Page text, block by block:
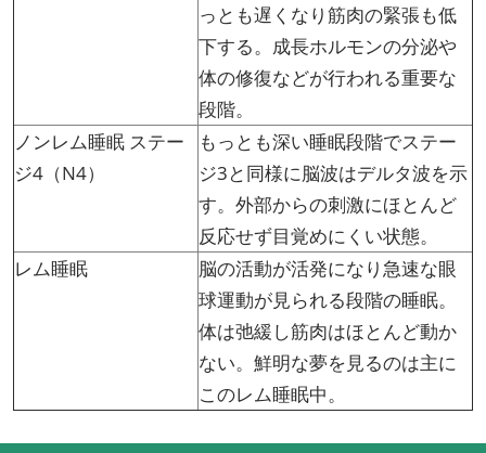
っとも遅くなり筋肉の緊張も低
下する。成長ホルモンの分泌や
体の修復などが行われる重要な
段階。
ノンレム睡眠 ステー
ジ4（N4）
もっとも深い睡眠段階でステー
ジ3と同様に脳波はデルタ波を示
す。外部からの刺激にほとんど
反応せず目覚めにくい状態。
レム睡眠
脳の活動が活発になり急速な眼
球運動が見られる段階の睡眠。
体は弛緩し筋肉はほとんど動か
ない。鮮明な夢を見るのは主に
このレム睡眠中。